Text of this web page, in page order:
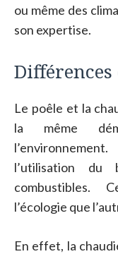
ou même des
son expertise.
Différences
Le poêle et la
la même
l’utilisation
combustibles.
l’écologie que
En effet, la